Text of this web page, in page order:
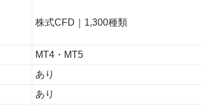
株式CFD｜1,300種類
MT4・MT5
あり
あり